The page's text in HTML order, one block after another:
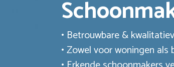
• Betrouwbare &
• Zowel voor woningen als